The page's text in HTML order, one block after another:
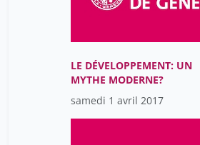
LE DÉVELOPPEMENT: UN
MYTHE MODERNE?
samedi 1 avril 2017